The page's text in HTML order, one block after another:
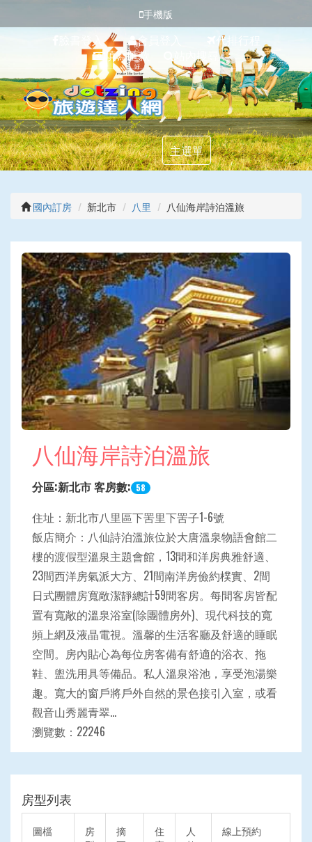
手機版
臉書登入 會員登入
代排行程
填寫匯款
主選單
國內訂房 新北市 八里 八仙海岸詩泊溫旅
八仙海岸詩泊溫旅
分區:新北市 客房數: 58
住址：新北市八里區下罟里下罟子1-6號
飯店簡介：八仙詩泊溫旅位於大唐溫泉物語會館二
樓的渡假型溫泉主題會館，13間和洋房典雅舒適、
23間西洋房氣派大方、21間南洋房儉約樸實、2間
日式團體房寬敞潔靜總計59間客房。每間客房皆配
置有寬敞的溫泉浴室(除團體房外)、現代科技的寬
頻上網及液晶電視。溫馨的生活客廳及舒適的睡眠
空間。房內貼心為每位房客備有舒適的浴衣、拖
鞋、盥洗用具等備品。私人溫泉浴池，享受泡湯樂
趣。寬大的窗戶將戶外自然的景色接引入室，或看
觀音山秀麗青翠...
瀏覽數：22246
房型列表
圖檔
房
摘
住
人
線上預約